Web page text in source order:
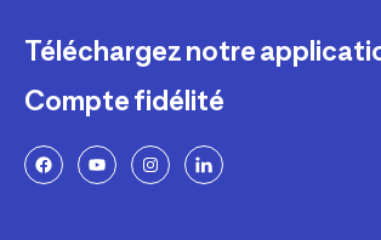
Téléchargez notre
Compte fidélité